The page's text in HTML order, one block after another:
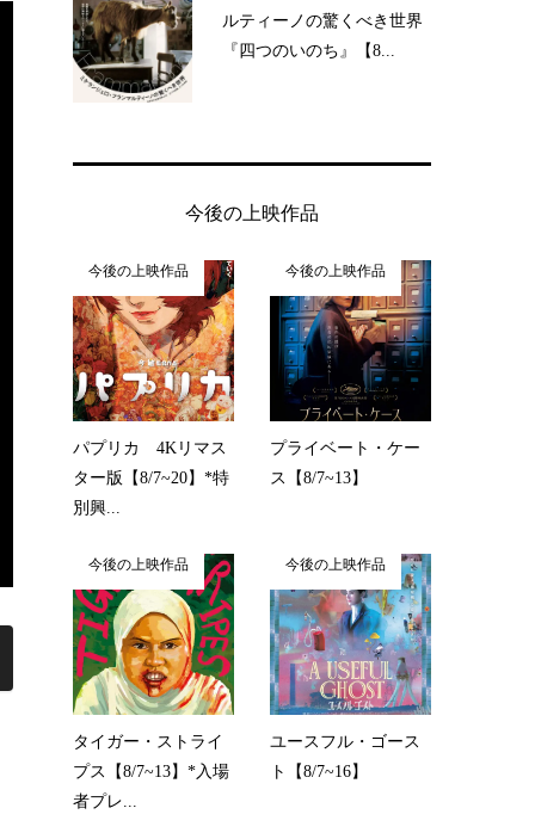
ルティーノの驚くべき世界
『四つのいのち』【8...
今後の上映作品
今後の上映作品
パプリカ 4Kリマス
ター版【8/7~20】*特
別興...
今後の上映作品
プライベート・ケー
ス【8/7~13】
今後の上映作品
タイガー・ストライ
プス【8/7~13】*入場
者プレ...
今後の上映作品
ユースフル・ゴース
ト【8/7~16】